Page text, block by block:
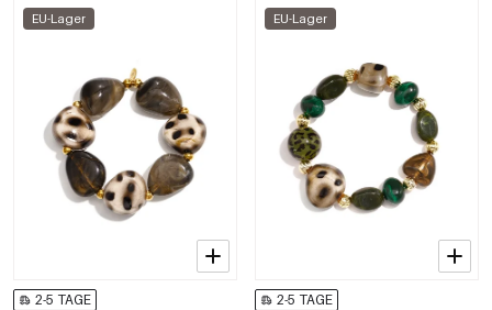
EU-Lager
2-5 TAGE
EU-Lager
2-5 TAGE